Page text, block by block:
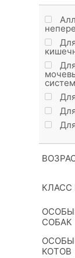
КЛАСС
СОБАК
КОТОВ